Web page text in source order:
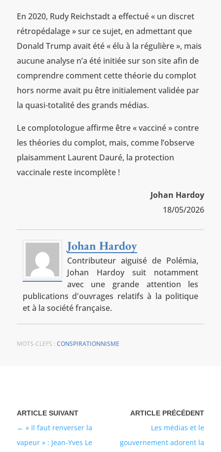
En 2020, Rudy Reichstadt a effectué « un discret
rétropédalage » sur ce sujet, en admettant que
Donald Trump avait été « élu à la régulière », mais
aucune analyse n’a été initiée sur son site afin de
comprendre comment cette théorie du complot
hors norme avait pu être initialement validée par
la quasi-totalité des grands médias.
Le complotologue affirme être « vacciné » contre
les théories du complot, mais, comme l’observe
plaisamment Laurent Dauré, la protection
vaccinale reste incomplète !
Johan Hardoy
18/05/2026
Johan Hardoy
Contributeur aiguisé de Polémia,
Johan Hardoy suit notamment
avec une grande attention les
publications d'ouvrages relatifs à la politique
et à la société française.
MOTS-CLEFS : CONSPIRATIONNISME
Les médias et le
gouvernement adorent la
« Il faut renverser la
vapeur » : Jean-Yves Le